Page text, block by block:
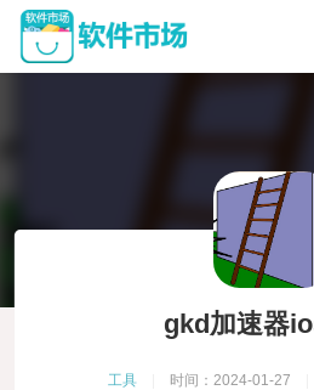
gkd加速器
工具 时间：2024-01-27